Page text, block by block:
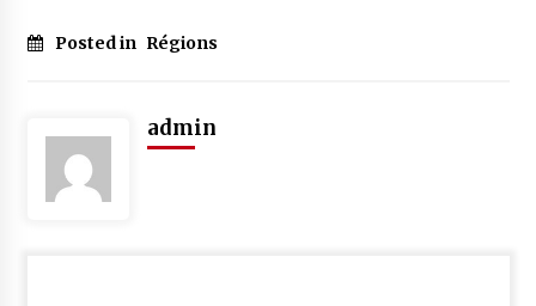
Posted in Régions
admin